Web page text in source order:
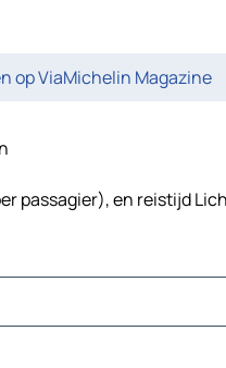
op ViaMichelin Magazine
passagier), en reistijd